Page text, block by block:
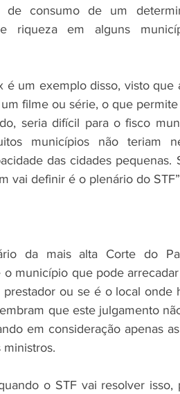
de consumo de um
riqueza em alguns
é um exemplo disso, visto
um filme ou série, o que
seria difícil para o fisco
municípios não teriam
das cidades
vai definir é o plenário do
da mais alta Corte do
o município que pode
ou se é o local onde
que este julgamento
em consideração apenas
o STF vai resolver